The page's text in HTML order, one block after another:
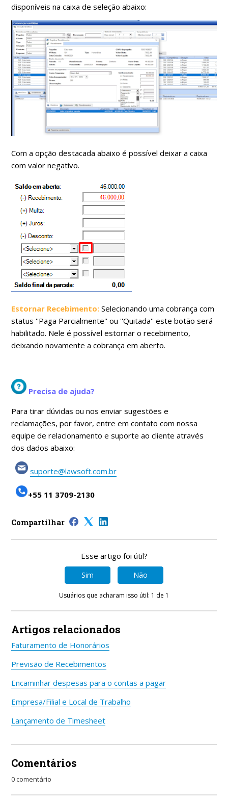
disponíveis na caixa de seleção abaixo:
Com a opção destacada abaixo é possível deixar a caixa
com valor negativo.
Estornar Recebimento: Selecionando uma cobrança com
status ''Paga Parcialmente'' ou ''Quitada'' este botão será
habilitado. Nele é possível estornar o recebimento,
deixando novamente a cobrança em aberto.
Precisa de ajuda?
Para tirar dúvidas ou nos enviar sugestões e
reclamações, por favor, entre em contato com nossa
equipe de relacionamento e suporte ao cliente através
dos dados abaixo:
suporte@lawsoft.com.br
+55 11 3709-2130
Compartilhar
Esse artigo foi útil?
Sim Não
Usuários que acharam isso útil: 1 de 1
Artigos relacionados
Faturamento de Honorários
Previsão de Recebimentos
Encaminhar despesas para o contas a pagar
Empresa/Filial e Local de Trabalho
Lançamento de Timesheet
Comentários
0 comentário